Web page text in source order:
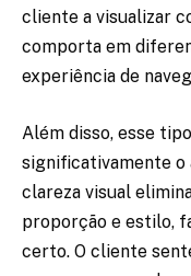
cliente a visualizar
comporta em
experiência de
Além disso, esse
significativamente o
clareza visual
proporção e estilo,
certo. O cliente